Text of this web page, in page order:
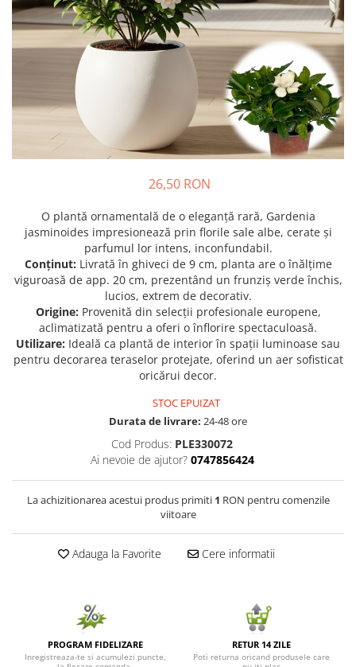
Bulbi de Echinacea
Bulbi de Frezie
Bulbi de Fritillaria
Bulbi de Gaillardia (Kokarda)
Bulbi de Gladiole
Bulbi de Irisi - Stanjenel
Bulbi de Lalele
Bulbi de Narcise
Bulbi de Ranunculus
Bulbi de Tigridia
Bulbi de Zambile
Bulbi de Zantedeschia
Bulbi Sparaxis
Mixuri de Bulbi
Seminte de Flori
Seminte de Legume/Fructe
Păr - Pyrus communis
Smochini - Ficus carica
Viță de Vie - Vitis
Zmeur - Rubus
26,50 RON
O plantă ornamentală de o eleganță rară, Gardenia
jasminoides impresionează prin florile sale albe, cerate și
parfumul lor intens, inconfundabil.
Conținut: Livrată în ghiveci de 9 cm, planta are o înălțime
viguroasă de app. 20 cm, prezentând un frunziș verde închis,
lucios, extrem de decorativ.
Origine: Provenită din selecții profesionale europene,
aclimatizată pentru a oferi o înflorire spectaculoasă.
Utilizare: Ideală ca plantă de interior în spații luminoase sau
pentru decorarea teraselor protejate, oferind un aer sofisticat
oricărui decor.
STOC EPUIZAT
Durata de livrare: 24-48 ore
Cod Produs: PLE330072
Ai nevoie de ajutor? 0747856424
La achizitionarea acestui produs primiti 1 RON pentru comenzile
viitoare
Adauga la Favorite Cere informatii
PROGRAM FIDELIZARE
Inregistreaza-te si acumulezi puncte,
RETUR 14 ZILE
Poti returna oricand produsele care